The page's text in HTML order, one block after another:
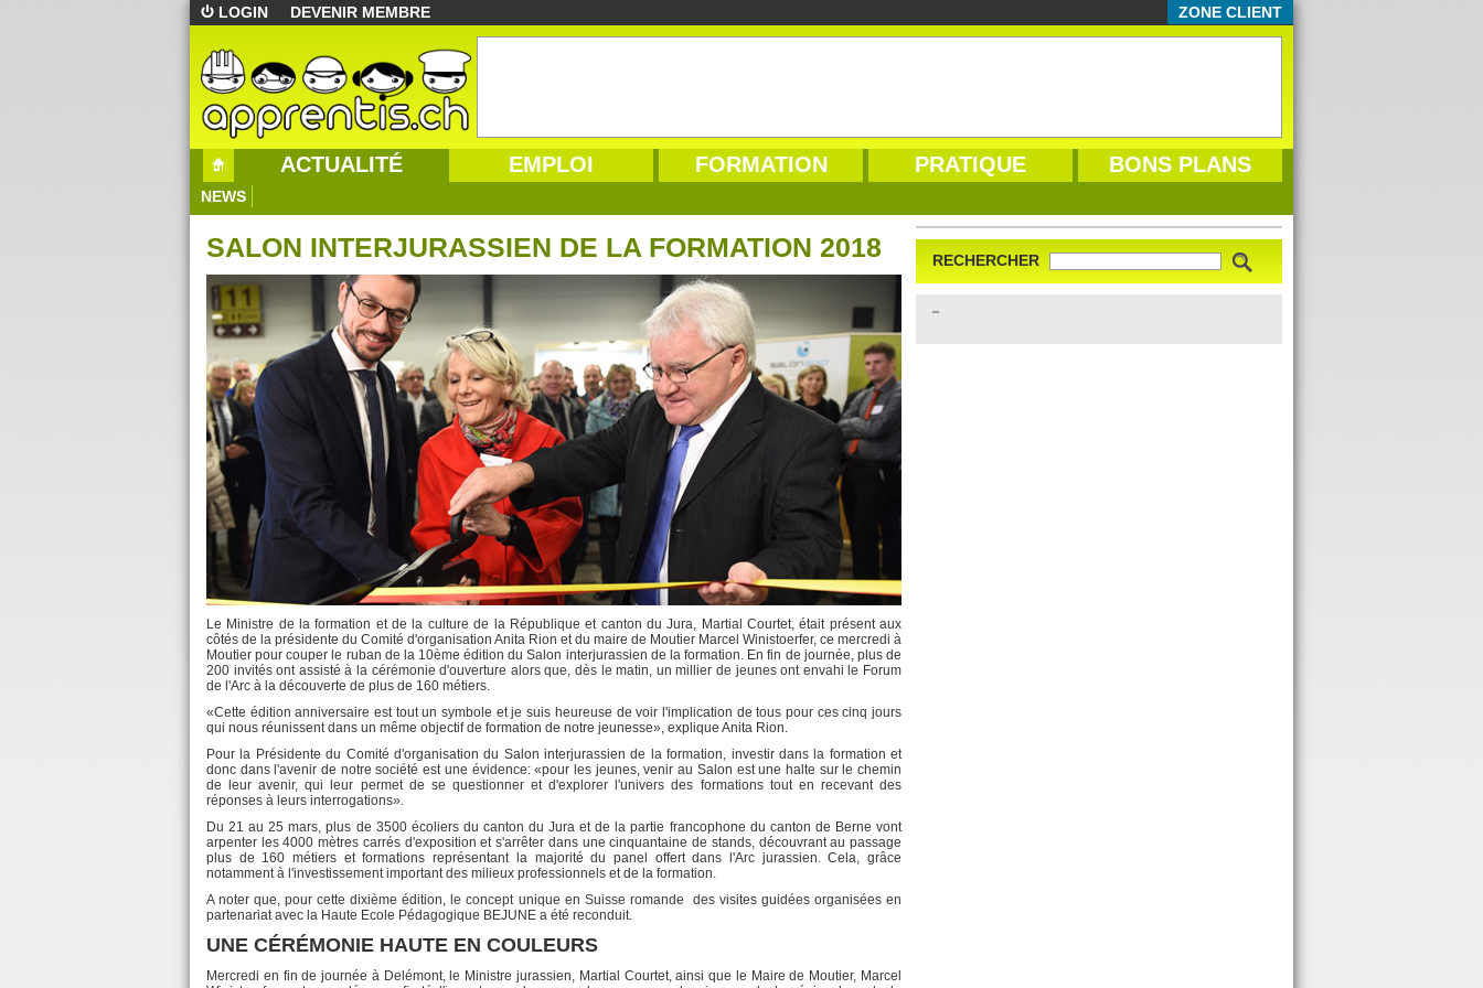
LOGIN DEVENIR MEMBRE ZONE CLIENT
ACTUALITÉ EMPLOI FORMATION PRATIQUE BONS PLANS
NEWS
RECHERCHER
SALON INTERJURASSIEN DE LA FORMATION 2018
Le Ministre de la formation et de la culture de la République et canton du Jura, Martial Courtet, était présent aux
côtés de la présidente du Comité d'organisation Anita Rion et du maire de Moutier Marcel Winistoerfer, ce mercredi à
Moutier pour couper le ruban de la 10ème édition du Salon interjurassien de la formation. En fin de journée, plus de
200 invités ont assisté à la cérémonie d'ouverture alors que, dès le matin, un millier de jeunes ont envahi le Forum
de l'Arc à la découverte de plus de 160 métiers.
«Cette édition anniversaire est tout un symbole et je suis heureuse de voir l'implication de tous pour ces cinq jours
qui nous réunissent dans un même objectif de formation de notre jeunesse», explique Anita Rion.
Pour la Présidente du Comité d'organisation du Salon interjurassien de la formation, investir dans la formation et
donc dans l'avenir de notre société est une évidence: «pour les jeunes, venir au Salon est une halte sur le chemin
de leur avenir, qui leur permet de se questionner et d'explorer l'univers des formations tout en recevant des
réponses à leurs interrogations».
Du 21 au 25 mars, plus de 3500 écoliers du canton du Jura et de la partie francophone du canton de Berne vont
arpenter les 4000 mètres carrés d'exposition et s'arrêter dans une cinquantaine de stands, découvrant au passage
plus de 160 métiers et formations représentant la majorité du panel offert dans l'Arc jurassien. Cela, grâce
notamment à l'investissement important des milieux professionnels et de la formation.
A noter que, pour cette dixième édition, le concept unique en Suisse romande des visites guidées organisées en
partenariat avec la Haute Ecole Pédagogique BEJUNE a été reconduit.
UNE CÉRÉMONIE HAUTE EN COULEURS
Mercredi en fin de journée à Delémont, le Ministre jurassien, Martial Courtet, ainsi que le Maire de Moutier, Marcel